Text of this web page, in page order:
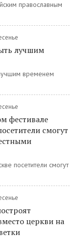
православным
лучшим
временем
фестивале
смогут
посетители смогут
церкви на